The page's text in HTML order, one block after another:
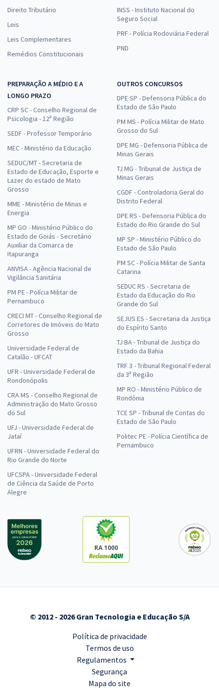
Direito Tributário
Leis
Leis Complementares
Remédios Constitucionais
INSS - Instituto Nacional do
Seguro Social
PRF - Polícia Rodoviária Federal
PND
PREPARAÇÃO A MÉDIO E A
LONGO PRAZO
CRP SC - Conselho Regional de
Psicologia - 12ª Região
SEDF - Professor Temporário
MEC - Ministério da Educação
SEDUC/MT - Secretaria de
Estado de Educação, Esporte e
Lazer do estado de Mato
Grosso
MME - Ministério de Minas e
Energia
MP GO - Ministério Público do
Estado de Goiás - Secretário
Auxiliar da Comarca de
Itapuranga
ANVISA - Agência Nacional de
Vigilância Sanitária
PM PE - Polícia Militar de
Pernambuco
CRECI MT - Conselho Regional de
Corretores de Imóveis do Mato
Grosso
Universidade Federal de
Catalão - UFCAT
UFR - Universidade Federal de
Rondonópolis
CRA MS - Conselho Regional de
Administração do Mato Grosso
do Sul
UFJ - Universidade Federal de
Jataí
UFRN - Universidade Federal do
Rio Grande do Norte
UFCSPA - Universidade Federal
de Ciência da Saúde de Porto
Alegre
OUTROS CONCURSOS
DPE SP - Defensoria Pública do
Estado de São Paulo
PM MS - Polícia Militar de Mato
Grosso do Sul
DPE MG - Defensoria Pública de
Minas Gerais
TJ MG - Tribunal de Justiça de
Minas Gerais
CGDF - Controladoria Geral do
Distrito Federal
DPE RS - Defensoria Pública do
Estado do Rio Grande do Sul
MP SP - Ministério Público do
Estado de São Paulo
PM SC - Polícia Militar de Santa
Catarina
SEDUC RS - Secretaria de
Estado da Educação do Rio
Grande do Sul
SEJUS ES - Secretaria da Justiça
do Espírito Santo
TJ BA - Tribunal de Justiça do
Estado da Bahia
TRF 3 - Tribunal Regional Federal
da 3ª Região
MP RO - Ministério Público de
Rondônia
TCE SP - Tribunal de Contas do
Estado de São Paulo
Politec PE - Polícia Científica de
Pernambuco
RA 1000
© 2012 - 2026 Gran Tecnologia e Educação S/A
Política de privacidade
Termos de uso
Regulamentos
Segurança
Mapa do site